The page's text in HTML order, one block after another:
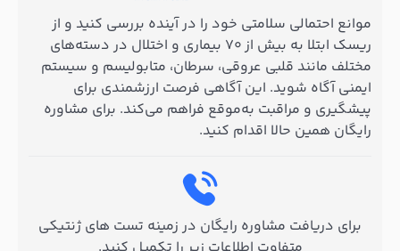
موانع احتمالی سلامتی خود را در آینده بررسی کنید و از
ریسک ابتلا به بیش از ۷۰ بیماری و اختلال در دسته‌های
مختلف مانند قلبی عروقی، سرطان، متابولیسم و سیستم
ایمنی آگاه شوید. این آگاهی فرصت ارزشمندی برای
پیشگیری و مراقبت به‌موقع فراهم می‌کند. برای مشاوره
رایگان همین حالا اقدام کنید.
برای دریافت مشاوره رایگان در زمینه تست های ژنتیکی